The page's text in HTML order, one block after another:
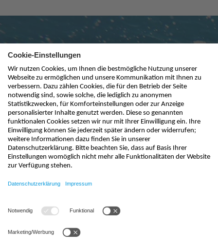
Newsletter abonnieren
absenden
info@nivus.ch
+41 (0) 55 645 20 66